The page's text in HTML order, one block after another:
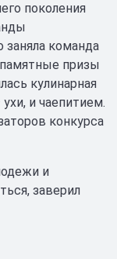
поколения
заняла команда
памятные призы
кулинарная
и чаепитием.
конкурса
и
заверил